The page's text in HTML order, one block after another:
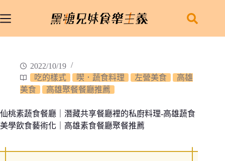
至
2022/10/19
吃的樣式
喫．蔬食料理 左營美食
高雄
美食
高雄聚餐餐廳推薦
仙桃素蔬食餐廳｜潛藏共享餐廳裡的私廚料理-高雄蔬食
美學飲食藝術化｜高雄素食餐廳聚餐推薦